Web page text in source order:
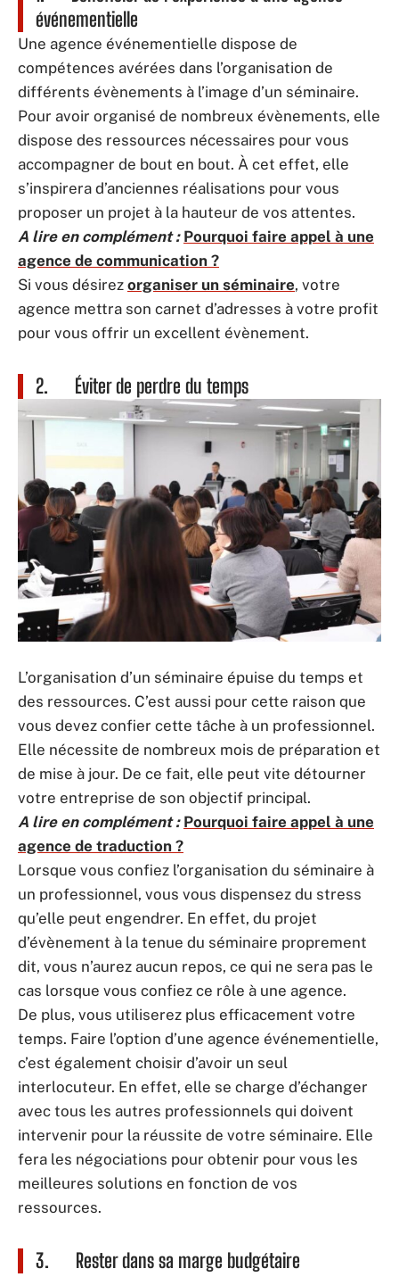
événementielle
Une agence événementielle dispose de
compétences avérées dans l’organisation de
différents évènements à l’image d’un séminaire.
Pour avoir organisé de nombreux évènements, elle
dispose des ressources nécessaires pour vous
accompagner de bout en bout. À cet effet, elle
s’inspirera d’anciennes réalisations pour vous
proposer un projet à la hauteur de vos attentes.
A lire en complément : Pourquoi faire appel à une
agence de communication ?
Si vous désirez organiser un séminaire, votre
agence mettra son carnet d’adresses à votre profit
pour vous offrir un excellent évènement.
2. Éviter de perdre du temps
L’organisation d’un séminaire épuise du temps et
des ressources. C’est aussi pour cette raison que
vous devez confier cette tâche à un professionnel.
Elle nécessite de nombreux mois de préparation et
de mise à jour. De ce fait, elle peut vite détourner
votre entreprise de son objectif principal.
A lire en complément : Pourquoi faire appel à une
agence de traduction ?
Lorsque vous confiez l’organisation du séminaire à
un professionnel, vous vous dispensez du stress
qu’elle peut engendrer. En effet, du projet
d’évènement à la tenue du séminaire proprement
dit, vous n’aurez aucun repos, ce qui ne sera pas le
cas lorsque vous confiez ce rôle à une agence.
De plus, vous utiliserez plus efficacement votre
temps. Faire l’option d’une agence événementielle,
c’est également choisir d’avoir un seul
interlocuteur. En effet, elle se charge d’échanger
avec tous les autres professionnels qui doivent
intervenir pour la réussite de votre séminaire. Elle
fera les négociations pour obtenir pour vous les
meilleures solutions en fonction de vos
ressources.
3. Rester dans sa marge budgétaire